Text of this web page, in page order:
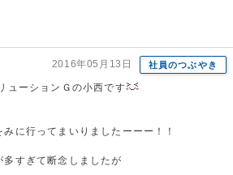
2016年05月13日 社員のつぶやき
ューションＧの小西です
に行ってまいりましたーーー！！
すぎて断念しましたが